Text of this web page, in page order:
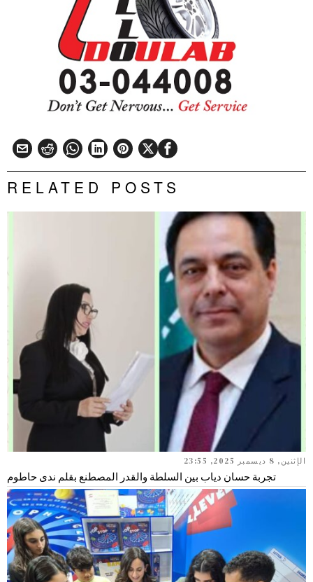
RELATED POSTS
الإثنين, 8 ديسمبر 2025, 23:55
تجربة حسان دياب بين السلطة والقدر المصطنع بقلم ندى حاطوم